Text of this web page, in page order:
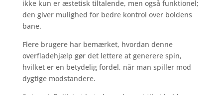
ikke kun er æstetisk tiltalende, men også funktionel;
den giver mulighed for bedre kontrol over boldens
bane.
Flere brugere har bemærket, hvordan denne
overfladehjælp gør det lettere at generere spin,
hvilket er en betydelig fordel, når man spiller mod
dygtige modstandere.